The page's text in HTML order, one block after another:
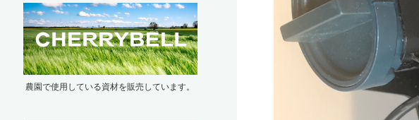
農園で使用している資材を販売しています。